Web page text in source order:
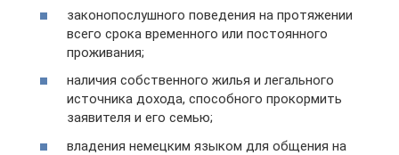
законопослушного поведения на протяжении
всего срока временного или постоянного
проживания;
наличия собственного жилья и легального
источника дохода, способного прокормить
заявителя и его семью;
владения немецким языком для общения на